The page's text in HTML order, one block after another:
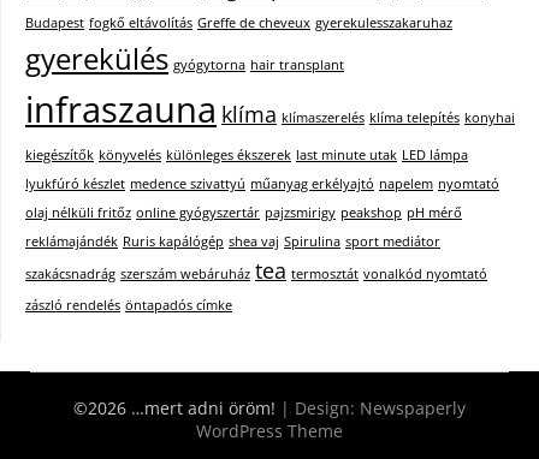
Budapest fogkő eltávolítás Greffe de cheveux gyerekulesszakaruhaz
gyerekülés gyógytorna hair transplant
infraszauna klíma klímaszerelés klíma telepítés konyhai
kiegészítők könyvelés különleges ékszerek last minute utak LED lámpa
lyukfúró készlet medence szivattyú műanyag erkélyajtó napelem nyomtató
olaj nélküli fritőz online gyógyszertár pajzsmirigy peakshop pH mérő
reklámajándék Ruris kapálógép shea vaj Spirulina sport mediátor
szakácsnadrág szerszám webáruház tea termosztát vonalkód nyomtató
zászló rendelés öntapadós címke
©2026 …mert adni öröm! | Design: Newspaperly
WordPress Theme